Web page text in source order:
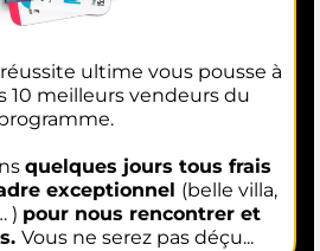
ultime vous pousse à
10 meilleurs vendeurs du
quelques jours tous frais
exceptionnel (belle villa,
) pour nous rencontrer et
Vous ne serez pas déçu...